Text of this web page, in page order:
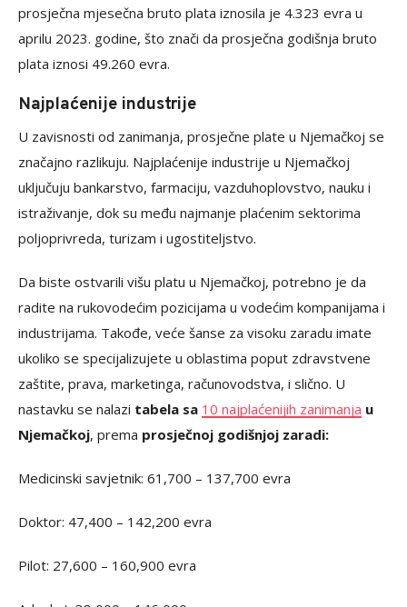
prosječna mjesečna bruto plata iznosila je 4.323 evra u
aprilu 2023. godine, što znači da prosječna godišnja bruto
plata iznosi 49.260 evra.
Najplaćenije industrije
U zavisnosti od zanimanja, prosječne plate u Njemačkoj se
značajno razlikuju. Najplaćenije industrije u Njemačkoj
uključuju bankarstvo, farmaciju, vazduhoplovstvo, nauku i
istraživanje, dok su među najmanje plaćenim sektorima
poljoprivreda, turizam i ugostiteljstvo.
Da biste ostvarili višu platu u Njemačkoj, potrebno je da
radite na rukovodećim pozicijama u vodećim kompanijama i
industrijama. Takođe, veće šanse za visoku zaradu imate
ukoliko se specijalizujete u oblastima poput zdravstvene
zaštite, prava, marketinga, računovodstva, i slično. U
nastavku se nalazi tabela sa 10 najplaćenijih zanimanja u
Njemačkoj, prema prosječnoj godišnjoj zaradi:
Medicinski savjetnik: 61,700 – 137,700 evra
Doktor: 47,400 – 142,200 evra
Pilot: 27,600 – 160,900 evra